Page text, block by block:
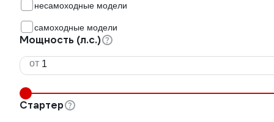
несамоходные модели
самоходные модели
Мощность (л.с.)
от
Стартер